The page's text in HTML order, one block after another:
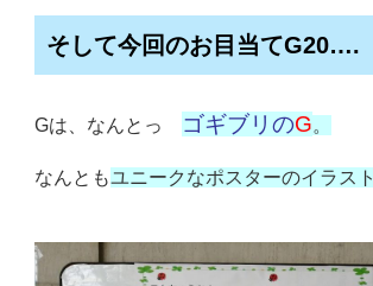
そして今回のお目当てG20….
Gは、なんとっ ゴギブリのG。
なんともユニークなポスターのイラスト